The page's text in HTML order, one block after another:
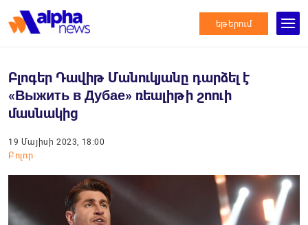
եթերում
Բլոգեր Դավիթ Մանուկյանը դարձել է
«Выжить в Дубае» ռեալիթի շոուի
մասնակից
19 Մայիսի 2023, 18:00
Բոլոր